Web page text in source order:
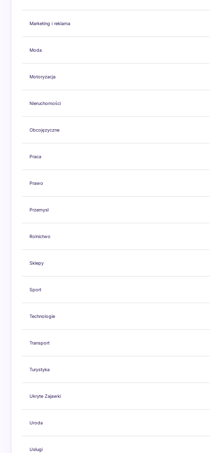
Marketing i reklama
Moda
Motoryzacja
Nieruchomości
Obcojęzyczne
Praca
Prawo
Przemysł
Rolnictwo
Sklepy
Sport
Technologie
Transport
Turystyka
Ukryte Zajawki
Uroda
Usługi